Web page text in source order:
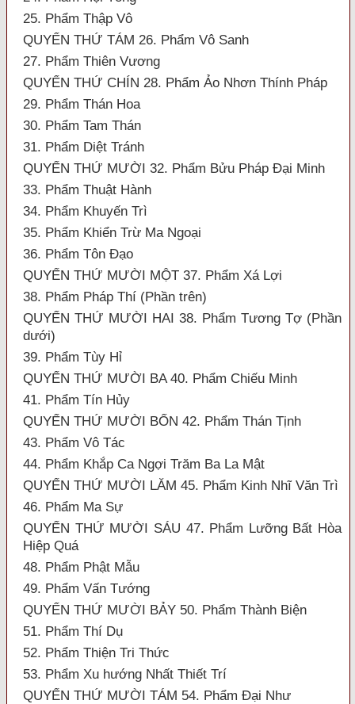
25. Phẩm Thập Vô
QUYỂN THỨ TÁM 26. Phẩm Vô Sanh
27. Phẩm Thiên Vương
QUYỂN THỨ CHÍN 28. Phẩm Ảo Nhơn Thính Pháp
29. Phẩm Thán Hoa
30. Phẩm Tam Thán
31. Phẩm Diệt Tránh
QUYỂN THỨ MƯỜI 32. Phẩm Bửu Pháp Đại Minh
33. Phẩm Thuật Hành
34. Phẩm Khuyến Trì
35. Phẩm Khiển Trừ Ma Ngoại
36. Phẩm Tôn Đạo
QUYỂN THỨ MƯỜI MỘT 37. Phẩm Xá Lợi
38. Phẩm Pháp Thí (Phần trên)
QUYỂN THỨ MƯỜI HAI 38. Phẩm Tương Tợ (Phần
dưới)
39. Phẩm Tùy Hỉ
QUYỂN THỨ MƯỜI BA 40. Phẩm Chiếu Minh
41. Phẩm Tín Hủy
QUYỂN THỨ MƯỜI BỐN 42. Phẩm Thán Tịnh
43. Phẩm Vô Tác
44. Phẩm Khắp Ca Ngợi Trăm Ba La Mật
QUYỂN THỨ MƯỜI LĂM 45. Phẩm Kinh Nhĩ Văn Trì
46. Phẩm Ma Sự
QUYỂN THỨ MƯỜI SÁU 47. Phẩm Lưỡng Bất Hòa
Hiệp Quá
48. Phẩm Phật Mẫu
49. Phẩm Vấn Tướng
QUYỂN THỨ MƯỜI BẢY 50. Phẩm Thành Biện
51. Phẩm Thí Dụ
52. Phẩm Thiện Tri Thức
53. Phẩm Xu hướng Nhất Thiết Trí
QUYỂN THỨ MƯỜI TÁM 54. Phẩm Đại Như